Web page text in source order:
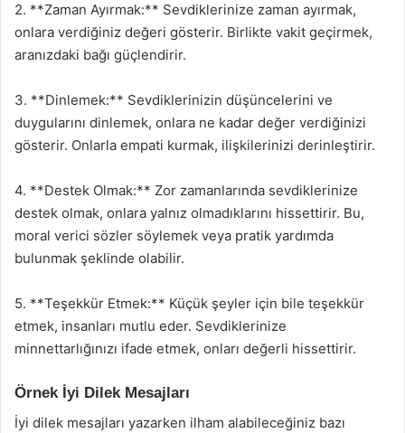
2. **Zaman Ayırmak:** Sevdiklerinize zaman ayırmak,
onlara verdiğiniz değeri gösterir. Birlikte vakit geçirmek,
aranızdaki bağı güçlendirir.
3. **Dinlemek:** Sevdiklerinizin düşüncelerini ve
duygularını dinlemek, onlara ne kadar değer verdiğinizi
gösterir. Onlarla empati kurmak, ilişkilerinizi derinleştirir.
4. **Destek Olmak:** Zor zamanlarında sevdiklerinize
destek olmak, onlara yalnız olmadıklarını hissettirir. Bu,
moral verici sözler söylemek veya pratik yardımda
bulunmak şeklinde olabilir.
5. **Teşekkür Etmek:** Küçük şeyler için bile teşekkür
etmek, insanları mutlu eder. Sevdiklerinize
minnettarlığınızı ifade etmek, onları değerli hissettirir.
Örnek İyi Dilek Mesajları
İyi dilek mesajları yazarken ilham alabileceğiniz bazı